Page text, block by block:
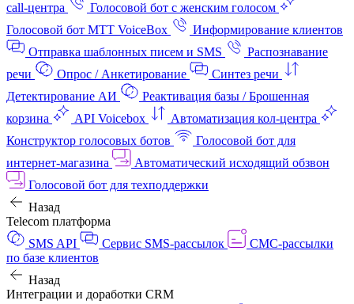
call-центра
Голосовой бот с женским голосом
Голосовой бот МТТ VoiceBox
Информирование клиентов
Отправка шаблонных писем и SMS
Распознавание
речи
Опрос / Анкетирование
Синтез речи
Детектирование АИ
Реактивация базы / Брошенная
корзина
API Voicebox
Автоматизация кол‑центра
Конструктор голосовых ботов
Голосовой бот для
интернет‑магазина
Автоматический исходящий обзвон
Голосовой бот для техподдержки
Назад
Telecom платформа
SMS API
Сервис SMS-рассылок
СМС-рассылки
по базе клиентов
Назад
Интеграции и доработки CRM